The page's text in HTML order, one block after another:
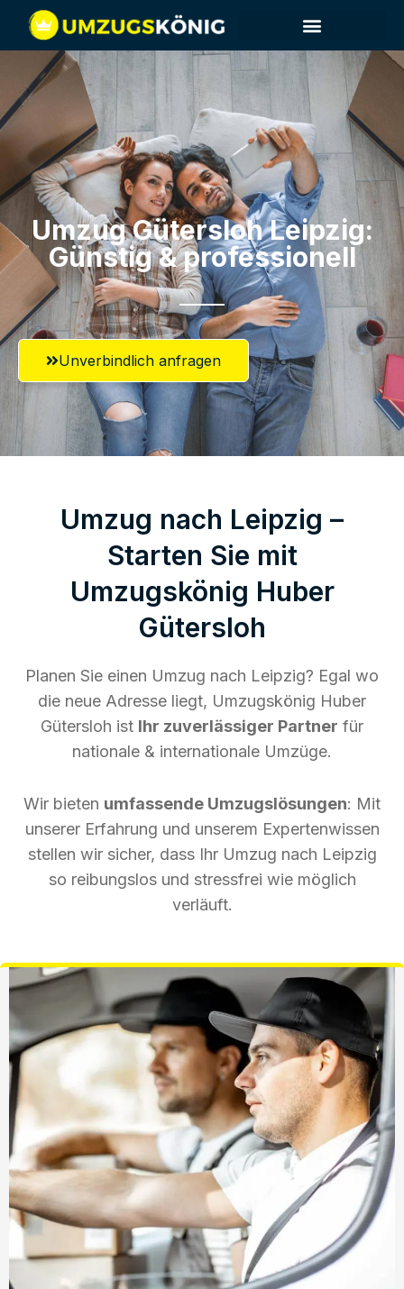
Umzug Gütersloh​ Leipzig:
Günstig & professionell​
Unverbindlich anfragen
Umzug nach Leipzig –
Starten Sie mit
Umzugskönig Huber
Gütersloh
Planen Sie einen Umzug nach Leipzig? Egal wo
die neue Adresse liegt, Umzugskönig Huber
Gütersloh ist Ihr zuverlässiger Partner für
nationale & internationale Umzüge.
Wir bieten umfassende Umzugslösungen: Mit
unserer Erfahrung und unserem Expertenwissen
stellen wir sicher, dass Ihr Umzug nach Leipzig
so reibungslos und stressfrei wie möglich
verläuft.